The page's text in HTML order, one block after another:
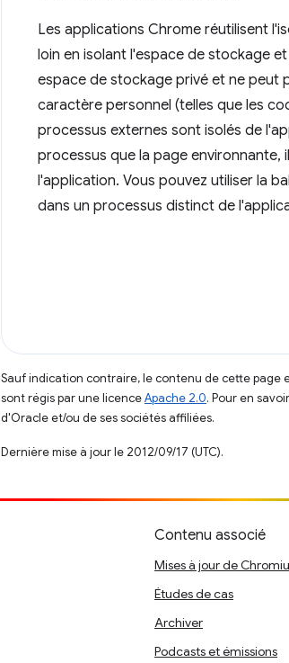
Les applications Chrome réutilisent
loin en isolant l'espace de stockage
espace de stockage privé et ne peut
caractère personnel (telles que les
processus externes sont isolés de
processus que la page
l'application. Vous pouvez utiliser la
dans un processus distinct de
Sauf indication contraire, le contenu de cette page
sont régis par une licenceApache 2.0. Pour en
d'Oracle et/ou de ses sociétés affiliées.
Dernière mise à jour le 2012/09/17 (UTC).
Contenu associé
Mises à jour de
Études de cas
Archiver
Podcasts et émissions